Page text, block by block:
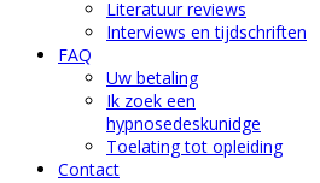
Literatuur reviews
Interviews en tijdschriften
FAQ
Uw betaling
Ik zoek een
hypnosedeskunidge
Toelating tot opleiding
Contact